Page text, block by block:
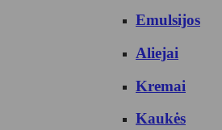
Emulsijos
Aliejai
Kremai
Kaukės